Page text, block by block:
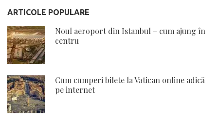
ARTICOLE POPULARE
Noul aeroport din Istanbul – cum ajung în
centru
Cum cumperi bilete la Vatican online adică
pe internet